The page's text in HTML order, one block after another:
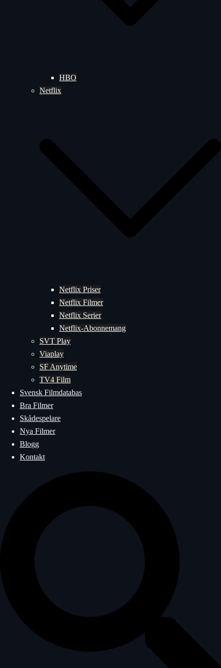
HBO
Netflix
Netflix Priser
Netflix Filmer
Netflix Serier
Netflix-Abonnemang
SVT Play
Viaplay
SF Anytime
TV4 Film
Svensk Filmdatabas
Bra Filmer
Skådespelare
Nya Filmer
Blogg
Kontakt